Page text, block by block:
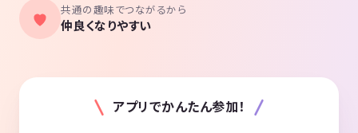
共通の趣味でつながるから
仲良くなりやすい
アプリでかんたん参加！